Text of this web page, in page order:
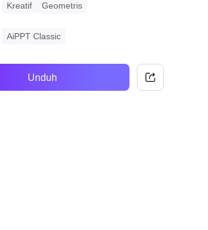
Kreatif Geometris
AiPPT Classic
Unduh